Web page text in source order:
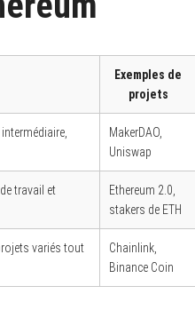
Exemples de
projets
MakerDAO,
Uniswap
travail et
Ethereum 2.0,
stakers de ETH
variés tout
Chainlink,
Binance Coin